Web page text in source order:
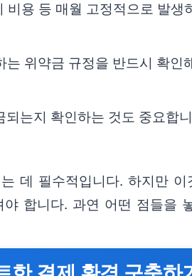
비용 등 매월 고정적으로 발
는 위약금 규정을 반드시 확
는지 확인하는 것도 중요합
데 필수적입니다. 하지만
합니다. 과연 어떤 점들을